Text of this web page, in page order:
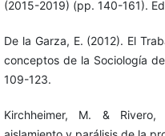
(2015-2019) (pp. 140-161).
De la Garza, E. (2012). El
conceptos de la Sociología
109-123.
Kirchheimer, M. & Rivero,